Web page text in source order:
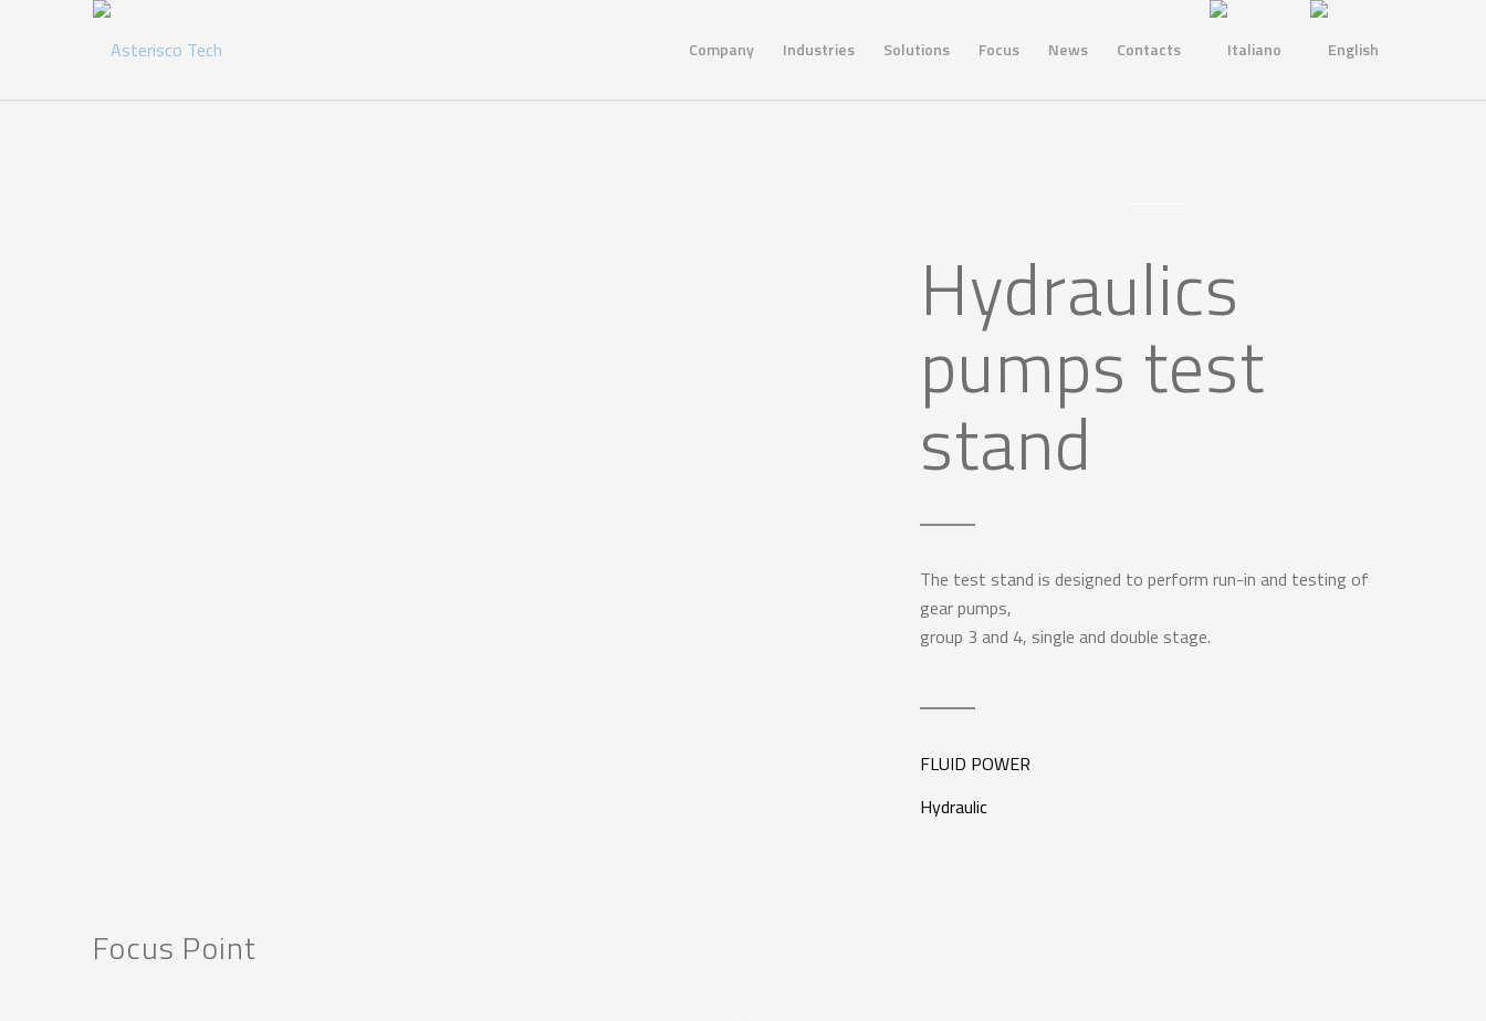
Company Industries Solutions Focus News Contacts
Hydraulics
pumps test
stand
The test stand is designed to perform run-in and testing of
gear pumps,
group 3 and 4, single and double stage.
FLUID POWER
Hydraulic
Focus Point